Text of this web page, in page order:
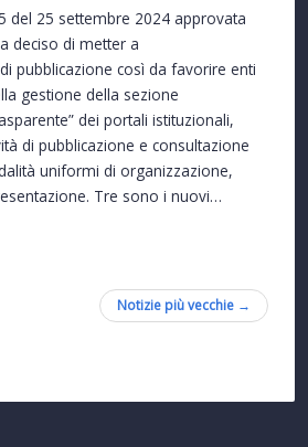
del 25 settembre 2024 approvata
deciso di metter a
pubblicazione così da favorire enti
gestione della sezione
dei portali istituzionali,
di pubblicazione e consultazione
uniformi di organizzazione,
Tre sono i nuovi…
Notizie più vecchie →